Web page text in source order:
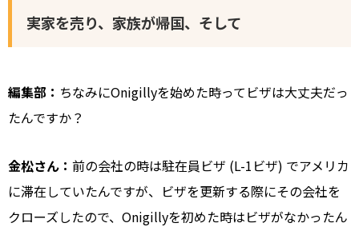
実家を売り、家族が帰国、そして
編集部： ちなみにOnigillyを始めた時ってビザは大丈夫だっ
たんですか？
金松さん： 前の会社の時は駐在員ビザ (L-1ビザ) でアメリカ
に滞在していたんですが、ビザを更新する際にその会社を
クローズしたので、Onigillyを初めた時はビザがなかったん